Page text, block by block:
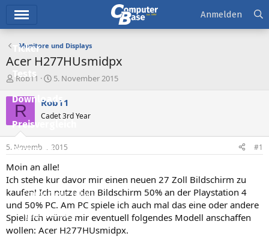
Ticker
Tests
Downloads
Preisvergleich
Forum
Aktuelles
Empfohlene Inhalte
Neue Beiträge
Neueste Aktivitäten
Anmelden
Monitore und Displays
Acer H277HUsmidpx
E
s
t
e
l
e
r
Rob11
E
s
t
e
l
t
a
5. November 2015
R Rob11
Cadet 3rd Year
5. November 2015 #1
Moin an alle!
Ich stehe kur davor mir einen neuen 27 Zoll Bildschirm zu
kaufen! Ich nutze den Bildschirm 50% an der Playstation 4
und 50% PC. Am PC spiele ich auch mal das eine oder andere
Spiel! Ich würde mir eventuell folgendes Modell anschaffen
wollen: Acer H277HUsmidpx.